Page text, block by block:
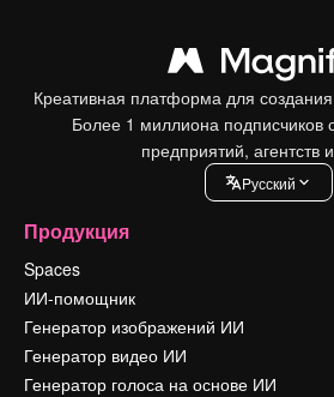
Креативная платформа для
Более 1 миллиона подписчиков
предприятий, агентств
Pусский
Продукция
Spaces
ИИ-помощник
Генератор изображений ИИ
Генератор видео ИИ
Генератор голоса на основе ИИ